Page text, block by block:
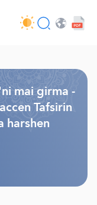
API
mai girma -
Tafsirin